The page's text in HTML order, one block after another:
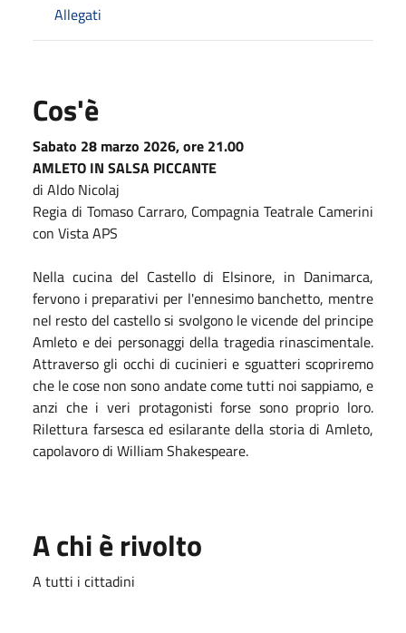
Allegati
Cos'è
Sabato 28 marzo 2026, ore 21.00
AMLETO IN SALSA PICCANTE
di Aldo Nicolaj
Regia di Tomaso Carraro, Compagnia Teatrale Camerini
con Vista APS
Nella cucina del Castello di Elsinore, in Danimarca,
fervono i preparativi per l'ennesimo banchetto, mentre
nel resto del castello si svolgono le vicende del principe
Amleto e dei personaggi della tragedia rinascimentale.
Attraverso gli occhi di cucinieri e sguatteri scopriremo
che le cose non sono andate come tutti noi sappiamo, e
anzi che i veri protagonisti forse sono proprio loro.
Rilettura farsesca ed esilarante della storia di Amleto,
capolavoro di William Shakespeare.
A chi è rivolto
A tutti i cittadini